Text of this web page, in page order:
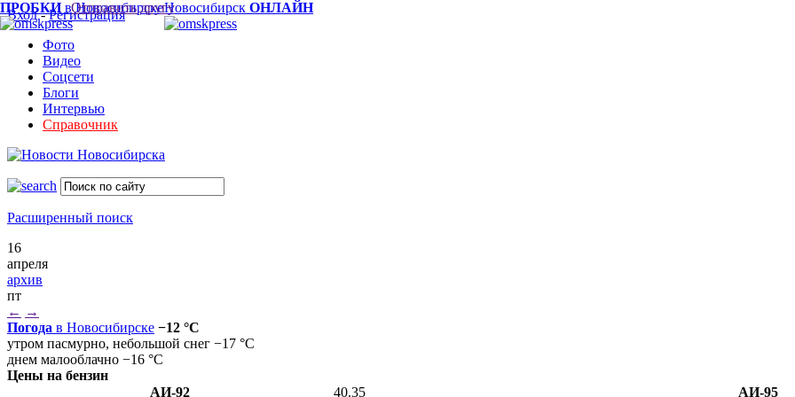
Вход-Регистрация
Фото
Видео
Соцсети
Блоги
Интервью
Справочник
Расширенный поиск
16
апреля
архив
пт
← →
Погода в Новосибирске −12 °C
утром пасмурно, небольшой снег −17 °C
днем малооблачно −16 °C
Цены на бензин
АИ-92
40.35 АИ-95
ПРОБКИв НовосибирскеНовосибирск ОНЛАЙН
Отправить другу